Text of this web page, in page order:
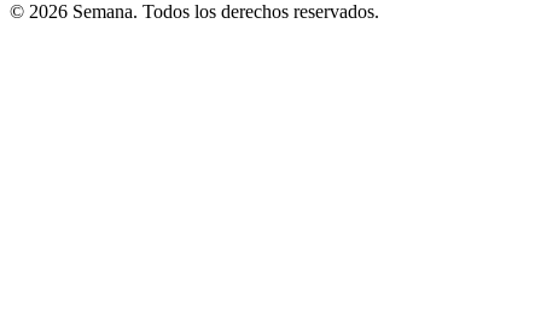
© 2026 Semana. Todos los derechos reservados.